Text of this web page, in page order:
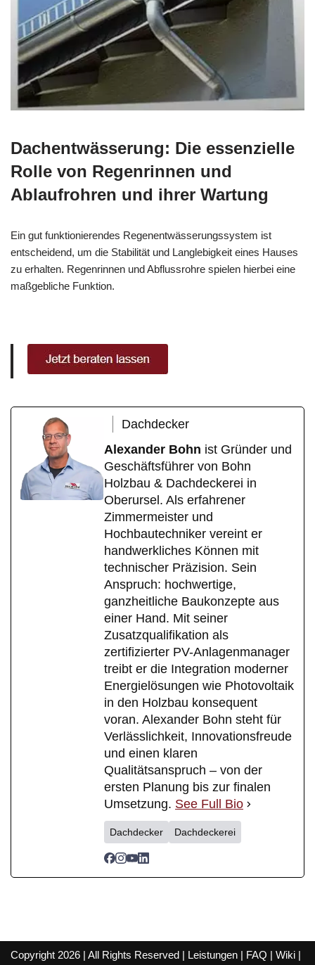
Dachentwässerung: Die essenzielle
Rolle von Regenrinnen und
Ablaufrohren und ihrer Wartung
Ein gut funktionierendes Regenentwässerungssystem ist
entscheidend, um die Stabilität und Langlebigkeit eines Hauses
zu erhalten. Regenrinnen und Abflussrohre spielen hierbei eine
maßgebliche Funktion.
Dachdecker
Alexander Bohn ist Gründer und
Geschäftsführer von Bohn
Holzbau & Dachdeckerei in
Oberursel. Als erfahrener
Zimmermeister und
Hochbautechniker vereint er
handwerkliches Können mit
technischer Präzision. Sein
Anspruch: hochwertige,
ganzheitliche Baukonzepte aus
einer Hand. Mit seiner
Zusatzqualifikation als
zertifizierter PV-Anlagenmanager
treibt er die Integration moderner
Energielösungen wie Photovoltaik
in den Holzbau konsequent
voran. Alexander Bohn steht für
Verlässlichkeit, Innovationsfreude
und einen klaren
Qualitätsanspruch – von der
ersten Planung bis zur finalen
Umsetzung. See Full Bio
Dachdecker Dachdeckerei
Copyright 2026 | All Rights Reserved | Leistungen FAQ Wiki